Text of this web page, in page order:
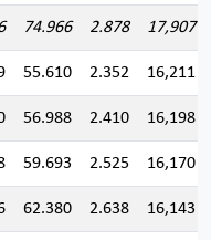
74.966 2.878 17,907
55.610 2.352 16,211
56.988 2.410 16,198
59.693 2.525 16,170
62.380 2.638 16,143